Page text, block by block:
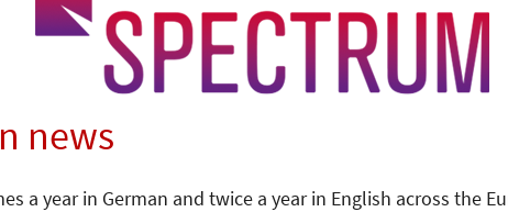
news
a year in German and twice a year in English across the